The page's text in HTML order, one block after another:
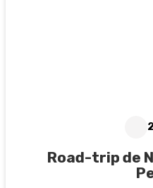
Road-trip de